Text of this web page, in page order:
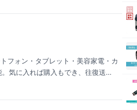
フォン・タブレット・美容家電・カ
気に入れば購入もでき、往復送料